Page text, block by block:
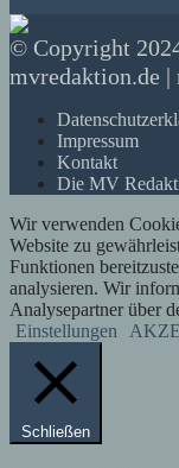
© Copyright
mvredaktion.de |
Impressum
Kontakt
Die MV
Wir verwenden
Website zu
Funktionen
analysieren. Wir
Analysepartner über
Einstellungen
Schließen